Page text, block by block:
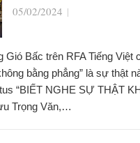
05/02/2024 |
Gió Bấc trên RFA Tiếng Việt
bằng phẳng” là sự thật
“BIẾT NGHE SỰ THẬT
Trọng Văn,…